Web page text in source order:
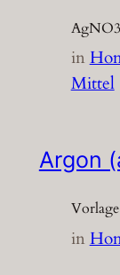
in
Mittel
Argon
in